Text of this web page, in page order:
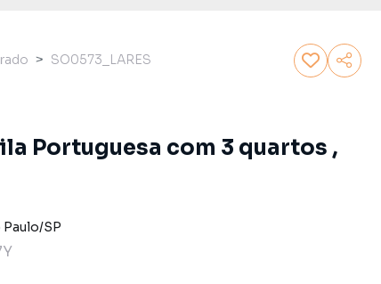
SO0573_LARES
Portuguesa com 3 quartos ,
Paulo/SP